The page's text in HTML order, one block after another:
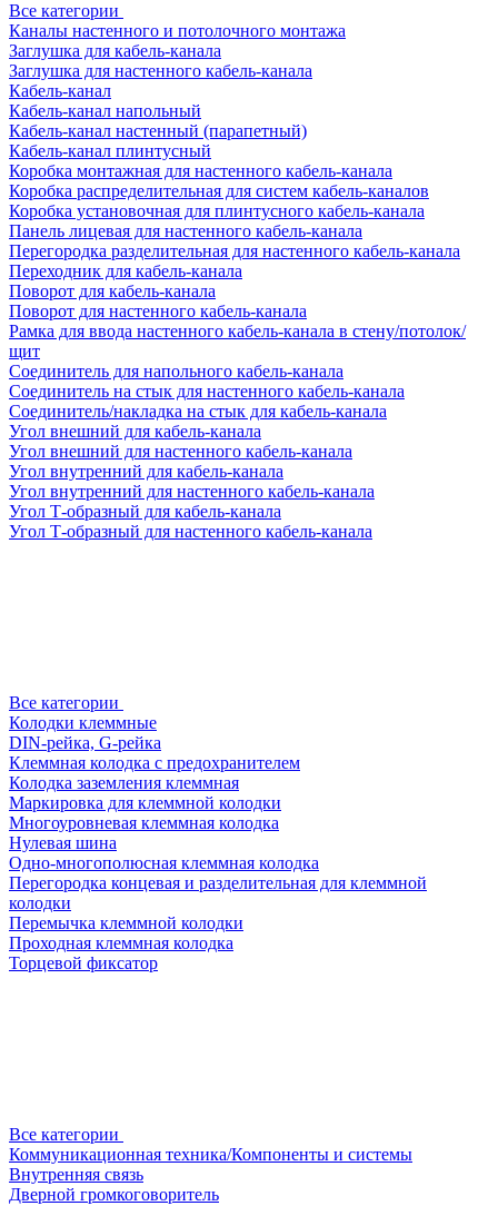
Все категории
Каналы настенного и потолочного монтажа
Заглушка для кабель-канала
Заглушка для настенного кабель-канала
Кабель-канал
Кабель-канал напольный
Кабель-канал настенный (парапетный)
Кабель-канал плинтусный
Коробка монтажная для настенного кабель-канала
Коробка распределительная для систем кабель-каналов
Коробка установочная для плинтусного кабель-канала
Панель лицевая для настенного кабель-канала
Перегородка разделительная для настенного кабель-канала
Переходник для кабель-канала
Поворот для кабель-канала
Поворот для настенного кабель-канала
Рамка для ввода настенного кабель-канала в стену/потолок/
щит
Соединитель для напольного кабель-канала
Соединитель на стык для настенного кабель-канала
Соединитель/накладка на стык для кабель-канала
Угол внешний для кабель-канала
Угол внешний для настенного кабель-канала
Угол внутренний для кабель-канала
Угол внутренний для настенного кабель-канала
Угол Т-образный для кабель-канала
Угол Т-образный для настенного кабель-канала
Все категории
Колодки клеммные
DIN-рейка, G-рейка
Клеммная колодка с предохранителем
Колодка заземления клеммная
Маркировка для клеммной колодки
Многоуровневая клеммная колодка
Нулевая шина
Одно-многополюсная клеммная колодка
Перегородка концевая и разделительная для клеммной
колодки
Перемычка клеммной колодки
Проходная клеммная колодка
Торцевой фиксатор
Все категории
Коммуникационная техника/Компоненты и системы
Внутренняя связь
Дверной громкоговоритель